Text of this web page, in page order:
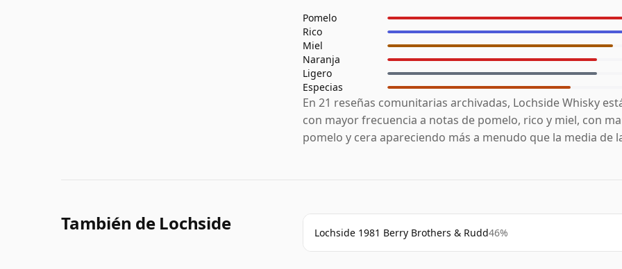
Pomelo
Rico
Miel
Naranja
Ligero
Especias
En 21 reseñas comunitarias archivadas, Lochside Whisky
con mayor frecuencia a notas de pomelo, rico y miel, con
pomelo y cera apareciendo más a menudo que la media de
También de Lochside Lochside 1981 Berry Brothers & Rudd46%